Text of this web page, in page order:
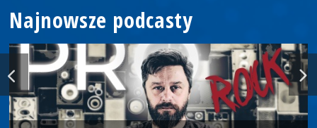
Najnowsze podcasty